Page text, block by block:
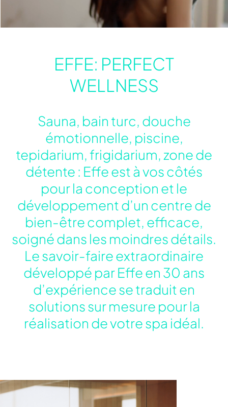
Yoku
Collection
Yoku
Yoku
EFFE: PERFECT
WELLNESS
Sauna, bain turc, douche
émotionnelle, piscine,
tepidarium, frigidarium, zone de
détente : Effe est à vos côtés
pour la conception et le
développement d’un centre de
bien-être complet, efficace,
soigné dans les moindres détails.
Le savoir-faire extraordinaire
développé par Effe en 30 ans
d’expérience se traduit en
solutions sur mesure pour la
réalisation de votre spa idéal.